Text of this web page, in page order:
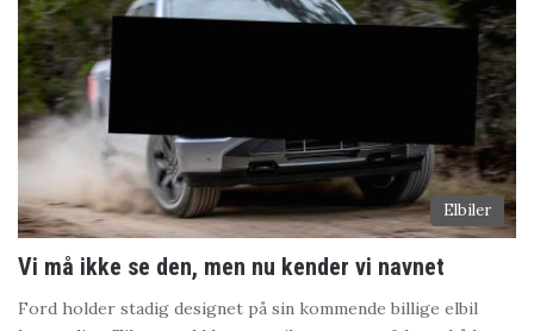
Elbiler
Vi må ikke se den, men nu kender vi navnet
Ford holder stadig designet på sin kommende billige elbil